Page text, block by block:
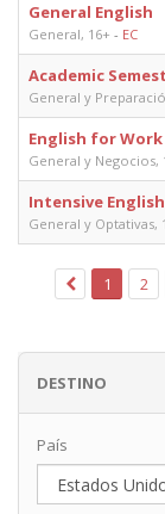
General English
General, 16+ - EC
Academic
General y
English for Work
General y Negocios,
Intensive English
General y Optativas,
1 2
DESTINO
País